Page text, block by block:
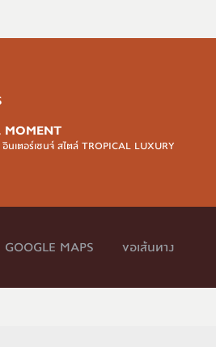
MOMENT
นเตอร์เชนจ์ สไตล์ TROPICAL LUXURY
GOOGLE MAPS ขอเส้นทาง